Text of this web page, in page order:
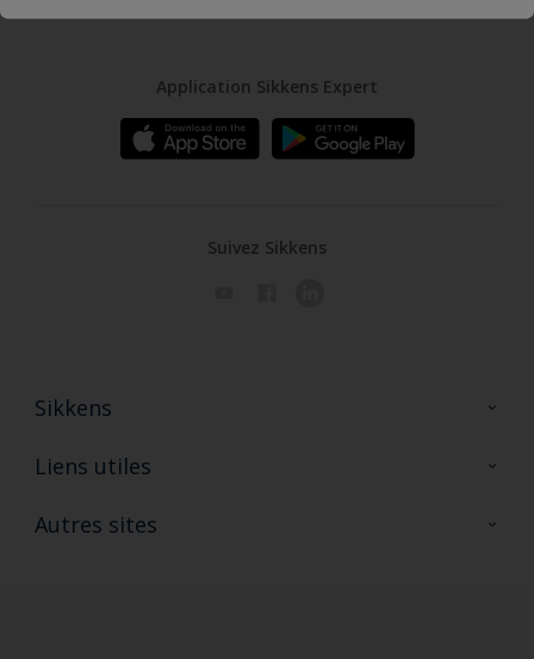
Application Sikkens Expert
Suivez Sikkens
Sikkens
A propos de Sikkens
Liens utiles
Ouvrir un magasin PASS
Autres sites